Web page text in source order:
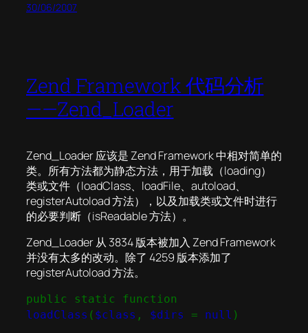
30/06/2007
Zend Framework 代码分析
——Zend_Loader
Zend_Loader 应该是 Zend Framework 中相对简单的
类。所有方法都为静态方法，用于加载（loading）
类或文件（loadClass、loadFile、autoload、
registerAutoload 方法），以及加载类或文件时进行
的必要判断（isReadable 方法）。
Zend_Loader 从 3834 版本被加入 Zend Framework
并没有太多的改动。除了 4259 版本添加了
registerAutoload 方法。
public static function
loadClass ( $class , $dirs = null )